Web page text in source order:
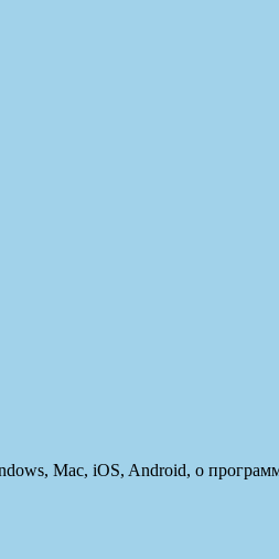
Mac, iOS, Android, о